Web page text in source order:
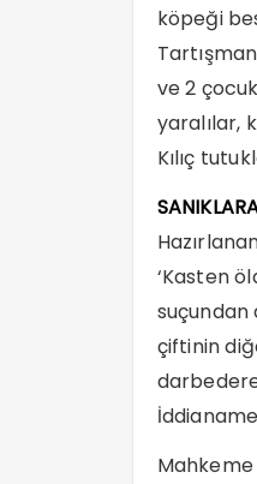
köpeği
ve 2
yaralılar,
Kılıç
‘Kasten
suçundan
çiftinin